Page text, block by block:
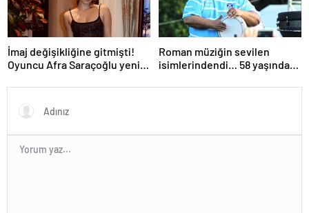
İmaj değişikliğine gitmişti!
Oyuncu Afra Saraçoğlu yeni
Neşeli halleri dikkat çekti…
Roman müziğin sevilen
isimlerindendi… 58 yaşındaki
hayatını kaybetti!